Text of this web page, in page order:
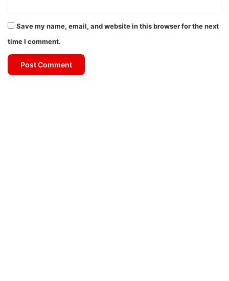
Save my name, email, and website in this browser for the next
time I comment.